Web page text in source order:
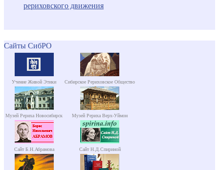
рериховского движения
Сайты СибРО
Учение Живой Этики Сибирское Рериховское Общество
Музей Рериха Новосибирск Музей Рериха Верх-Уймон
Сайт Б.Н.Абрамова Сайт Н.Д.Спириной